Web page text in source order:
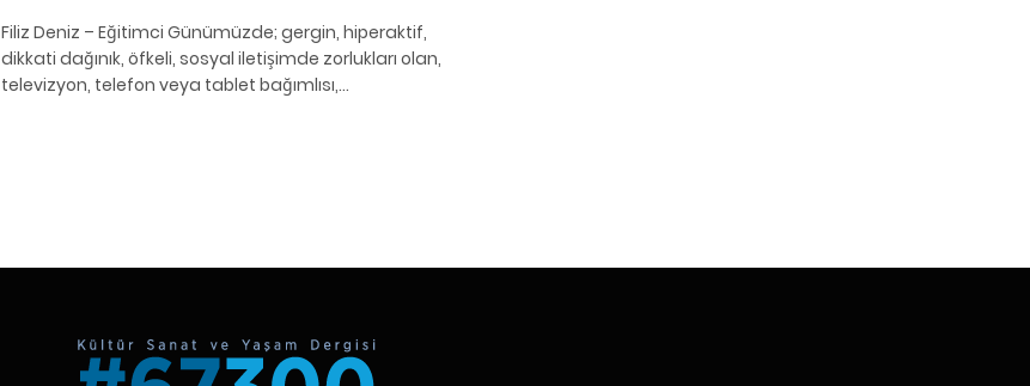
Filiz Deniz – Eğitimci Günümüzde; gergin, hiperaktif,
dikkati dağınık, öfkeli, sosyal iletişimde zorlukları olan,
televizyon, telefon veya tablet bağımlısı,…